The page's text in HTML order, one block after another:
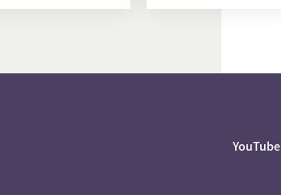
YouTube